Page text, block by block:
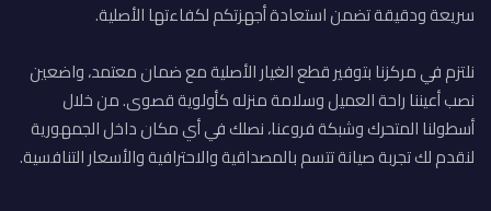
سريعة ودقيقة تضمن استعادة أجهزتكم لكفاءتها الأصلية.
نلتزم في مركزنا بتوفير قطع الغيار الأصلية مع ضمان معتمد، واضعين
نصب أعيننا راحة العميل وسلامة منزله كأولوية قصوى. من خلال
أسطولنا المتحرك وشبكة فروعنا، نصلك في أي مكان داخل الجمهورية
لنقدم لك تجربة صيانة تتسم بالمصداقية والاحترافية والأسعار التنافسية.